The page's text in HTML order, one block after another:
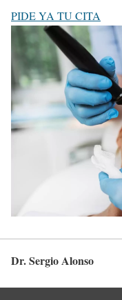
PIDE YA TU CITA
Dr. Sergio Alonso